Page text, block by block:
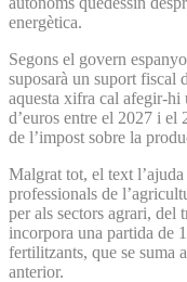
energètica.
Segons el govern
suposarà un suport fiscal
aquesta xifra cal afegir-hi
d’euros entre el 2027 i el
de l’impost sobre la
Malgrat tot, el text
professionals de
per als sectors agrari, del
incorpora una partida de
fertilitzants, que se suma
anterior.